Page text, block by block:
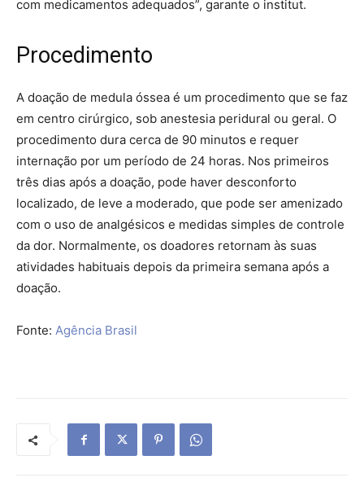
com medicamentos adequados”, garante o institut.
Procedimento
A doação de medula óssea é um procedimento que se faz
em centro cirúrgico, sob anestesia peridural ou geral. O
procedimento dura cerca de 90 minutos e requer
internação por um período de 24 horas. Nos primeiros
três dias após a doação, pode haver desconforto
localizado, de leve a moderado, que pode ser amenizado
com o uso de analgésicos e medidas simples de controle
da dor. Normalmente, os doadores retornam às suas
atividades habituais depois da primeira semana após a
doação.
Fonte: Agência Brasil